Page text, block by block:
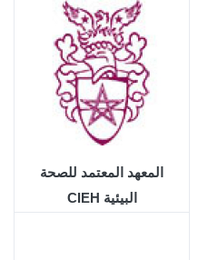
المعهد المعتمد للصحة
البيئية CIEH